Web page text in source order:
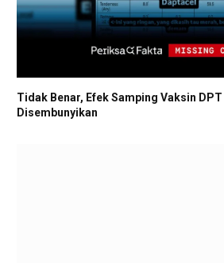
Tidak Benar, Efek Samping Vaksin DPT
Disembunyikan